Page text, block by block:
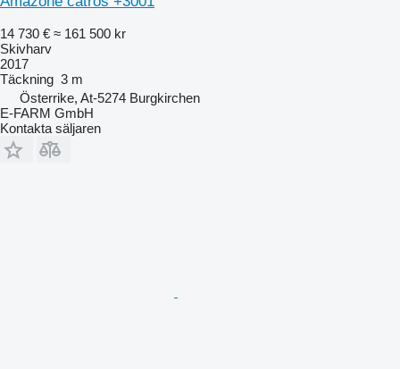
14 730 € ≈ 161 500 kr
Skivharv
2017
Täckning 3 m
Österrike, At-5274 Burgkirchen
E-FARM GmbH
Kontakta säljaren